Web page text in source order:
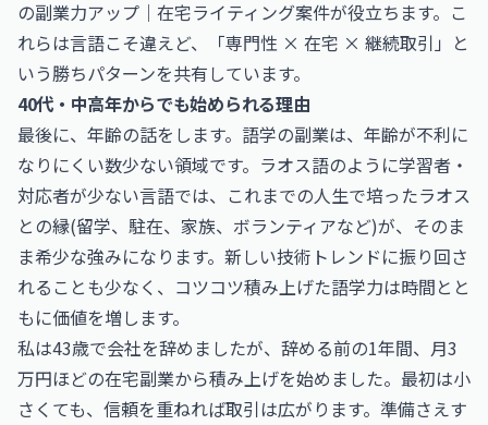
の副業力アップ｜在宅ライティング案件が役立ちます。こ
れらは言語こそ違えど、「専門性 × 在宅 × 継続取引」と
いう勝ちパターンを共有しています。
40代・中高年からでも始められる理由
最後に、年齢の話をします。語学の副業は、年齢が不利に
なりにくい数少ない領域です。ラオス語のように学習者・
対応者が少ない言語では、これまでの人生で培ったラオス
との縁(留学、駐在、家族、ボランティアなど)が、そのま
ま希少な強みになります。新しい技術トレンドに振り回さ
れることも少なく、コツコツ積み上げた語学力は時間とと
もに価値を増します。
私は43歳で会社を辞めましたが、辞める前の1年間、月3
万円ほどの在宅副業から積み上げを始めました。最初は小
さくても、信頼を重ねれば取引は広がります。準備さえす